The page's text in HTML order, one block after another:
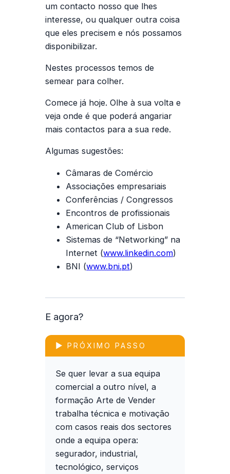
um contacto nosso que lhes
interesse, ou qualquer outra coisa
que eles precisem e nós possamos
disponibilizar.
Nestes processos temos de
semear para colher.
Comece já hoje. Olhe à sua volta e
veja onde é que poderá angariar
mais contactos para a sua rede.
Algumas sugestões:
Câmaras de Comércio
Associações empresariais
Conferências / Congressos
Encontros de profissionais
American Club of Lisbon
Sistemas de “Networking” na
Internet (www.linkedin.com)
BNI (www.bni.pt)
E agora?
▶ PRÓXIMO PASSO
Se quer levar a sua equipa
comercial a outro nível, a
formação Arte de Vender
trabalha técnica e motivação
com casos reais dos sectores
onde a equipa opera:
segurador, industrial,
tecnológico, serviços